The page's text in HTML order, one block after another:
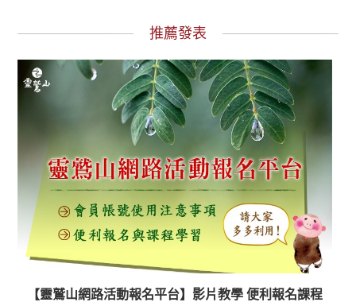
推薦發表
【靈鷲山網路活動報名平台】影片教學 便利報名課程